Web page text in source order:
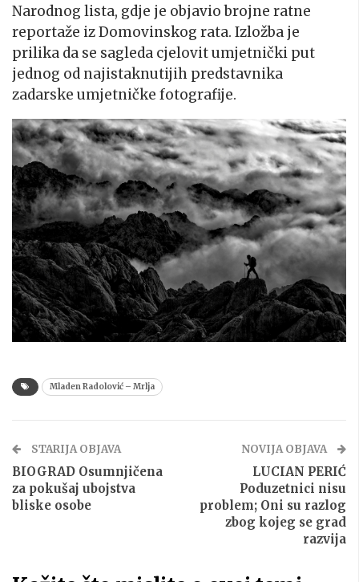
Narodnog lista, gdje je objavio brojne ratne
reportaže iz Domovinskog rata. Izložba je
prilika da se sagleda cjelovit umjetnički put
jednog od najistaknutijih predstavnika
zadarske umjetničke fotografije.
Mladen Radolović – Mrlja
STARIJA OBJAVA
BIOGRAD Osumnjičena
za pokušaj ubojstva
bliske osobe
NOVIJA OBJAVA
LUCIAN PERIĆ
Poduzetnici nisu
problem; Oni su razlog
zbog kojeg se grad
razvija